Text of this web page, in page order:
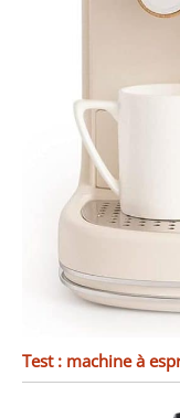
Test : machine à